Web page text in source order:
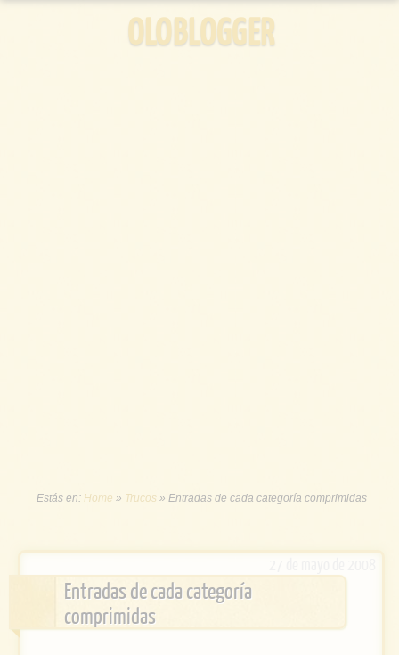
OLOBLOGGER
Estás en: Home » Trucos » Entradas de cada categoría comprimidas
Entradas de cada categoría
comprimidas